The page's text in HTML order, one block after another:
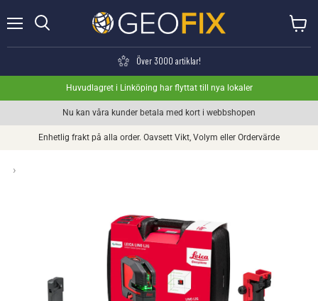
Över 3000 artiklar!
Huvudlagret i Linköping har flyttat till nya lokaler
Nu kan våra kunder betala med kort i webbshopen
Enhetlig frakt på alla order. Oavsett Vikt, Volym eller Ordervärde
›